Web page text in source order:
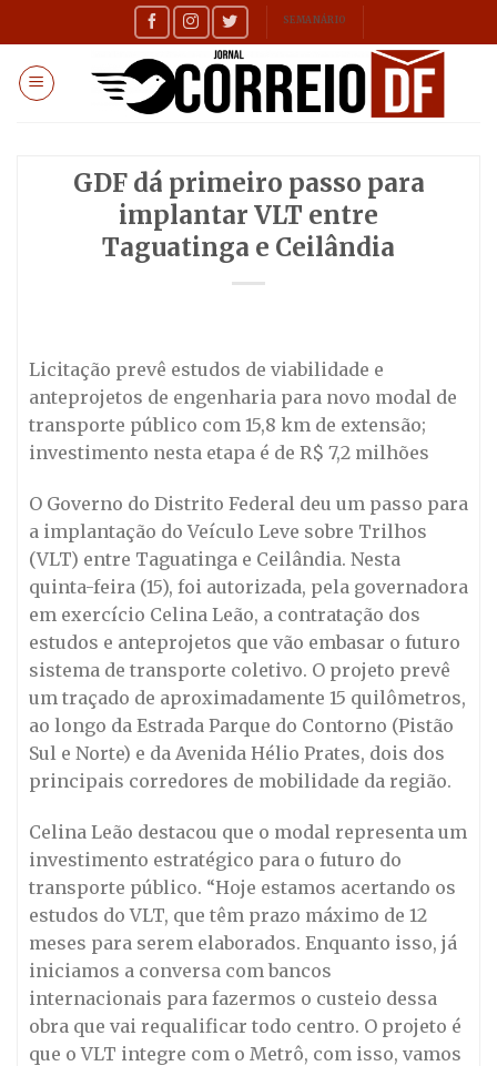
to
content
SEMANÁRIO
GDF dá primeiro passo para
implantar VLT entre
Taguatinga e Ceilândia
Licitação prevê estudos de viabilidade e
anteprojetos de engenharia para novo modal de
transporte público com 15,8 km de extensão;
investimento nesta etapa é de R$ 7,2 milhões
O Governo do Distrito Federal deu um passo para
a implantação do Veículo Leve sobre Trilhos
(VLT) entre Taguatinga e Ceilândia. Nesta
quinta-feira (15), foi autorizada, pela governadora
em exercício Celina Leão, a contratação dos
estudos e anteprojetos que vão embasar o futuro
sistema de transporte coletivo. O projeto prevê
um traçado de aproximadamente 15 quilômetros,
ao longo da Estrada Parque do Contorno (Pistão
Sul e Norte) e da Avenida Hélio Prates, dois dos
principais corredores de mobilidade da região.
Celina Leão destacou que o modal representa um
investimento estratégico para o futuro do
transporte público. “Hoje estamos acertando os
estudos do VLT, que têm prazo máximo de 12
meses para serem elaborados. Enquanto isso, já
iniciamos a conversa com bancos
internacionais para fazermos o custeio dessa
obra que vai requalificar todo centro. O projeto é
que o VLT integre com o Metrô, com isso, vamos